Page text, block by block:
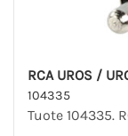
RCA UROS /
104335
Tuote 104335.